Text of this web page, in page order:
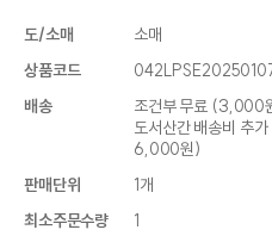
도/소매
소매
상품코드
배송
조건부 무료 (3,000
도서산간 배송비 추
6,000원)
판매단위
1개
최소주문수량
1